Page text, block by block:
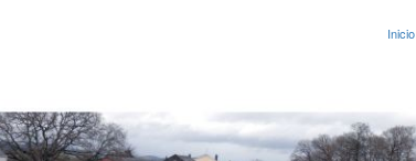
Inicio